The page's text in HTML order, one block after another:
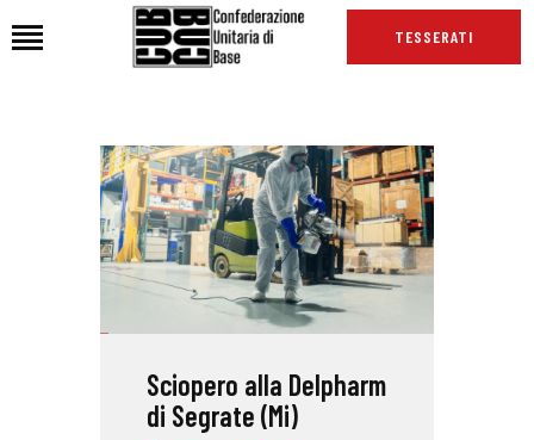
TESSERATI
HOME
CHI SIAMO
SEDI
NEWS
INTERNAZIONALE
RASSEGNA STAMPA
Sciopero alla Delpharm
di Segrate (Mi)